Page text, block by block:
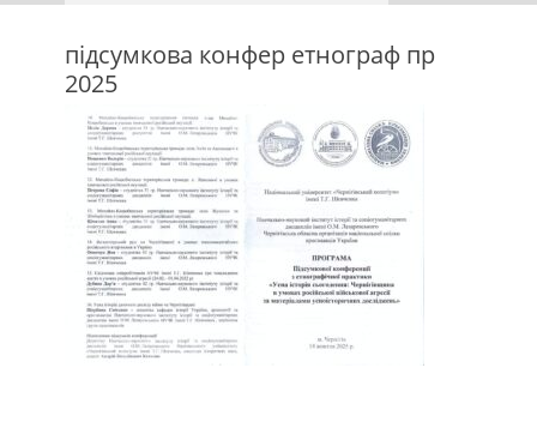
підсумкова конфер етнограф пр
2025